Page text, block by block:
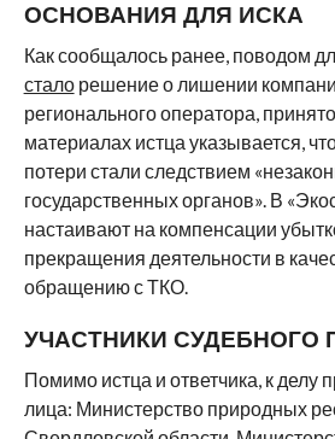
ОСНОВАНИЯ ДЛЯ ИСКА
Как сообщалось ранее, поводом
сталорешение о лишении
регионального оператора,
материалах истца указывается,
потери стали следствием
государственных органов». В
настаивают на компенсации
прекращения деятельности в
обращению с ТКО.
УЧАСТНИКИ СУДЕБНОГО
Помимо истца и ответчика, к делу
лица: Министерство природных